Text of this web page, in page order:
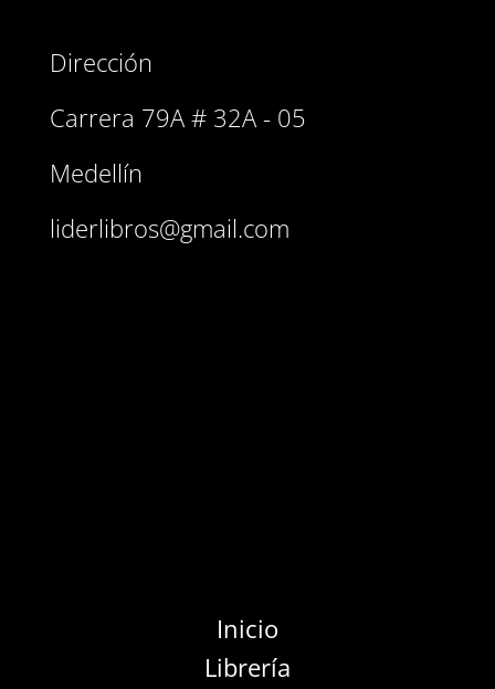
Dirección
Carrera 79A # 32A - 05
Medellín
liderlibros@gmail.com
Inicio
Librería